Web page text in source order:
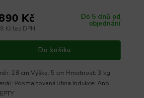
Do 5 dnů od
objednání
Kč bez DPH
Kč
Do košíku
28 cm Výška: 5 cm Hmotnost: 3 kg
Posmaltovaná litina Indukce: Ano